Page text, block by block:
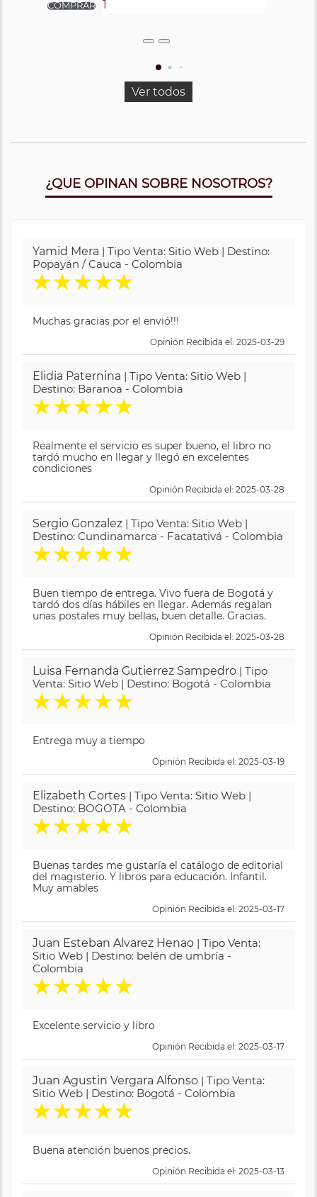
Ver todos
¿QUE OPINAN SOBRE NOSOTROS?
Yamid Mera | Tipo Venta: Sitio Web | Destino:
Popayán / Cauca - Colombia
★★★★★
Muchas gracias por el envió!!!
Opinión Recibida el: 2025-03-29
Elidia Paternina | Tipo Venta: Sitio Web |
Destino: Baranoa - Colombia
★★★★★
Realmente el servicio es super bueno, el libro no
tardó mucho en llegar y llegó en excelentes
condiciones
Opinión Recibida el: 2025-03-28
Sergio Gonzalez | Tipo Venta: Sitio Web |
Destino: Cundinamarca - Facatativá - Colombia
★★★★★
Buen tiempo de entrega. Vivo fuera de Bogotá y
tardó dos días hábiles en llegar. Además regalan
unas postales muy bellas, buen detalle. Gracias.
Opinión Recibida el: 2025-03-28
Luisa Fernanda Gutierrez Sampedro | Tipo
Venta: Sitio Web | Destino: Bogotá - Colombia
★★★★★
Entrega muy a tiempo
Opinión Recibida el: 2025-03-19
Elizabeth Cortes | Tipo Venta: Sitio Web |
Destino: BOGOTA - Colombia
★★★★★
Buenas tardes me gustaría el catálogo de editorial
del magisterio. Y libros para educación. Infantil.
Muy amables
Opinión Recibida el: 2025-03-17
Juan Esteban Alvarez Henao | Tipo Venta:
Sitio Web | Destino: belén de umbría -
Colombia
★★★★★
Excelente servicio y libro
Opinión Recibida el: 2025-03-17
Juan Agustin Vergara Alfonso | Tipo Venta:
Sitio Web | Destino: Bogotá - Colombia
★★★★★
Buena atención buenos precios.
Opinión Recibida el: 2025-03-13